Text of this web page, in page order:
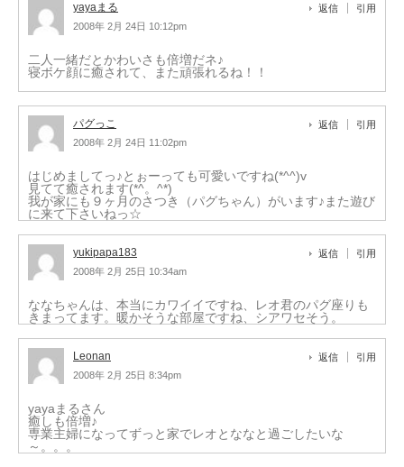
yayaまる
2008年 2月 24日 10:12pm
返信 引用
二人一緒だとかわいさも倍増だネ♪
寝ボケ顔に癒されて、また頑張れるね！！
パグっこ
2008年 2月 24日 11:02pm
返信 引用
はじめましてっ♪とぉーっても可愛いですね(*^^)v
見てて癒されます(*^。^*)
我が家にも９ヶ月のさつき（パグちゃん）がいます♪また遊び
に来て下さいねっ☆
yukipapa183
2008年 2月 25日 10:34am
返信 引用
ななちゃんは、本当にカワイイですね、レオ君のパグ座りも
きまってます。暖かそうな部屋ですね、シアワセそう。
Leonan
2008年 2月 25日 8:34pm
返信 引用
yayaまるさん
癒しも倍増♪
専業主婦になってずっと家でレオとななと過ごしたいな
～。。。